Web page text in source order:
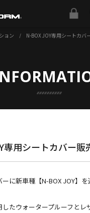
ョン / N-BOX JOY専用シートカバ
専用シートカバー販
に新車種【N-BOX JOY】を
たウォータープルーフとレ